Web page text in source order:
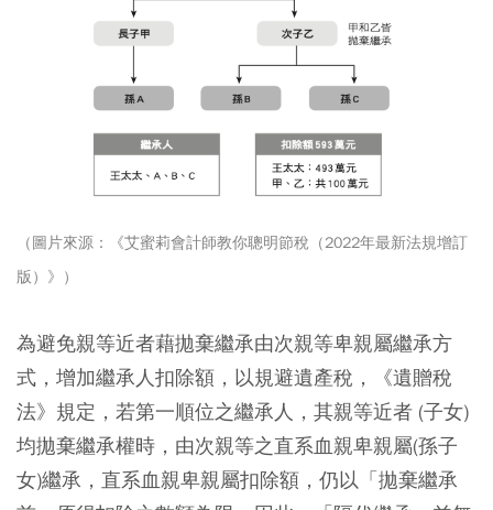
（圖片來源：《艾蜜莉會計師教你聰明節稅（2022年最新法規增訂
版）》）
為避免親等近者藉拋棄繼承由次親等卑親屬繼承方
式，增加繼承人扣除額，以規避遺產稅，《遺贈稅
法》規定，若第一順位之繼承人，其親等近者 (子女)
均拋棄繼承權時，由次親等之直系血親卑親屬(孫子
女)繼承，直系血親卑親屬扣除額，仍以「拋棄繼承